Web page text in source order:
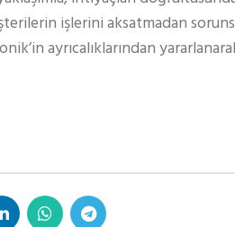
işlerini aksatmadan
ayrıcalıklarından